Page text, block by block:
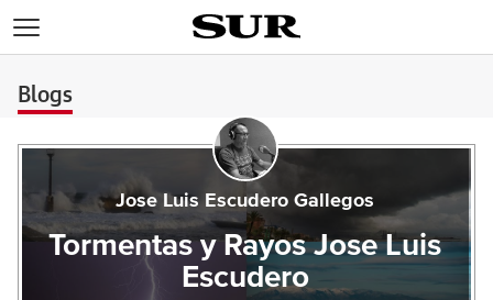
Blogs
Jose Luis Escudero Gallegos
Tormentas y Rayos Jose Luis
Escudero